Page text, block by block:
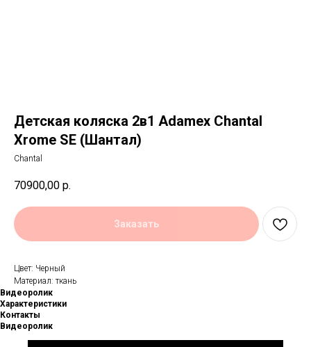
Детская коляска 2в1 Adamex Chantal
Xrome SE (Шантал)
Chantal
70900,00 р.
Заказать
Цвет: Черный
Материал: ткань
Видеоролик
Характеристики
Контакты
Видеоролик